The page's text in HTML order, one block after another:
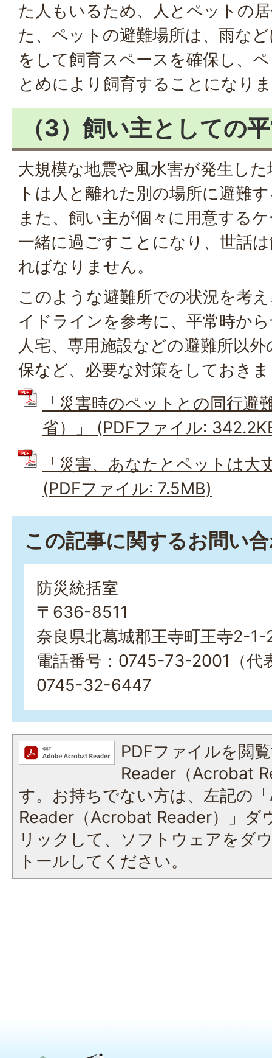
た人もいるため、人とペットの
た、ペットの避難場所は、雨な
をして飼育スペースを確保し、
とめにより飼育することになり
（3）飼い主としての
大規模な地震や風水害が発生し
トは人と離れた別の場所に避難
また、飼い主が個々に用意する
一緒に過ごすことになり、世話
ればなりません。
このような避難所での状況を考
イドラインを参考に、平常時か
人宅、専用施設などの避難所以
保など、必要な対策をしておき
「災害時のペットとの同行避
省）」 (PDFファイル:
「災害、あなたとペットは大
(PDFファイル: 7.5MB)
この記事に関するお問い
防災統括室
〒636-8511
奈良県北葛城郡王寺町王寺2-
電話番号：0745-73-2001（代
0745-32-6447
PDFファイルを閲
Reader（Acrobat
す。お持ちでない方は、左記の
Reader（Acrobat Reader）」ダ
リックして、ソフトウェアをダ
トールしてください。